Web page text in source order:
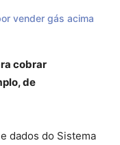
vender gás acima
cobrar
de
dados do Sistema